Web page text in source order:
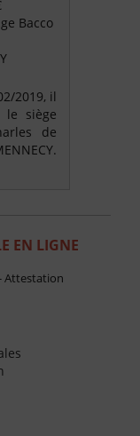
Bacco
2019, il
siège
de
EN LIGNE
Attestation